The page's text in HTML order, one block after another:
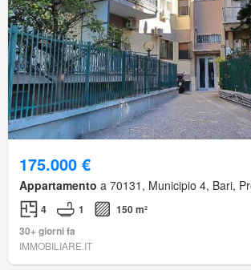
175.000 €
Appartamento a 70131, Municipio 4, Bari,
4 1
150 m²
30+ giorni fa
IMMOBILIARE.IT